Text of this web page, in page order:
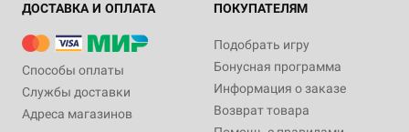
ДОСТАВКА И ОПЛАТА
Способы оплаты
Службы доставки
Адреса магазинов
ПОКУПАТЕЛЯМ
Подобрать игру
Бонусная программа
Информация о заказе
Возврат товара